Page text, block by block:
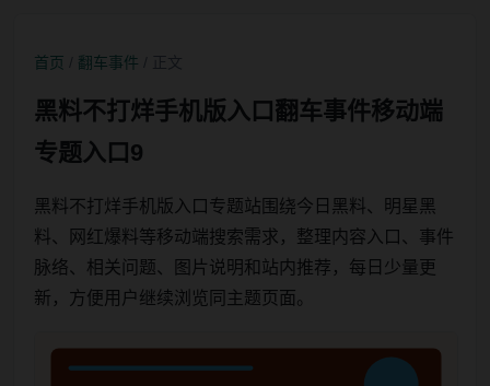
首页 翻车事件
黑料不打烊手机版入口翻车事件移动端
专题入口9
黑料不打烊手机版入口专题站围绕今日黑料、明星黑
料、网红爆料等移动端搜索需求，整理内容入口、事件
脉络、相关问题、图片说明和站内推荐，每日少量更
新，方便用户继续浏览同主题页面。